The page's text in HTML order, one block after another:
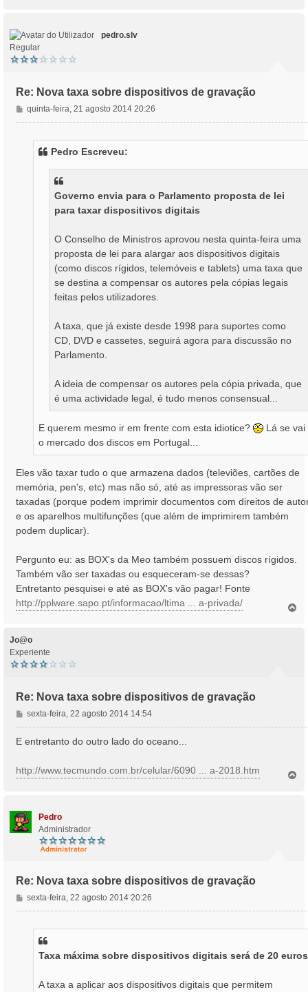
pedro.slv
Regular
Re: Nova taxa sobre dispositivos de gravação
M
e
quinta-feira, 21 agosto 2014 20:26
Pedro Escreveu:
Governo envia para o Parlamento proposta de lei
para taxar dispositivos digitais
O Conselho de Ministros aprovou nesta quinta-feira uma
proposta de lei para alargar aos dispositivos digitais
(como discos rígidos, telemóveis e tablets) uma taxa que
se destina a compensar os autores pela cópias legais
feitas pelos utilizadores.
A taxa, que já existe desde 1998 para suportes como
CD, DVD e cassetes, seguirá agora para discussão no
Parlamento.
A ideia de compensar os autores pela cópia privada, que
é uma actividade legal, é tudo menos consensual...
E querem mesmo ir em frente com esta idiotice?
Lá se vai
o mercado dos discos em Portugal...
Eles vão taxar tudo o que armazena dados (televiões, cartões de
memória, pen's, etc) mas não só, até as impressoras vão ser
taxadas (porque podem imprimir documentos com direitos de
e os aparelhos multifunções (que além de imprimirem também
podem duplicar).
Pergunto eu: as BOX's da Meo também possuem discos rígidos.
Também vão ser taxadas ou esqueceram-se dessas?
Entretanto pesquisei e até as BOX's vão pagar! Fonte
http://pplware.sapo.pt/informacao/ltima ... a-privada/
Jo@o
Experiente
Re: Nova taxa sobre dispositivos de gravação
M
e
g
sexta-feira, 22 agosto 2014 14:54
E entretanto do outro lado do oceano...
http://www.tecmundo.com.br/celular/6090 ... a-2018.htm
Pedro
Administrador
Re: Nova taxa sobre dispositivos de gravação
M
e
sexta-feira, 22 agosto 2014 20:26
Taxa máxima sobre dispositivos digitais será de 20 euros
A taxa a aplicar aos dispositivos digitais que permitem